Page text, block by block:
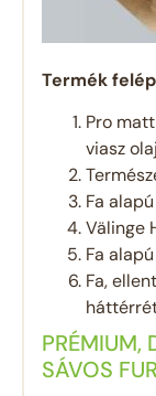
Termék
Pro
viasz
Fa
Välinge
Fa
Fa,
PRÉMIUM,
SÁVOS